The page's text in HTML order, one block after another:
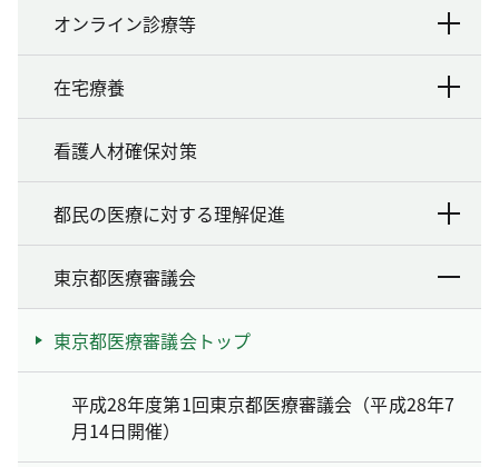
オンライン診療等
在宅療養
看護人材確保対策
都民の医療に対する理解促進
東京都医療審議会
東京都医療審議会トップ
平成28年度第1回東京都医療審議会（平成28年7
月14日開催）